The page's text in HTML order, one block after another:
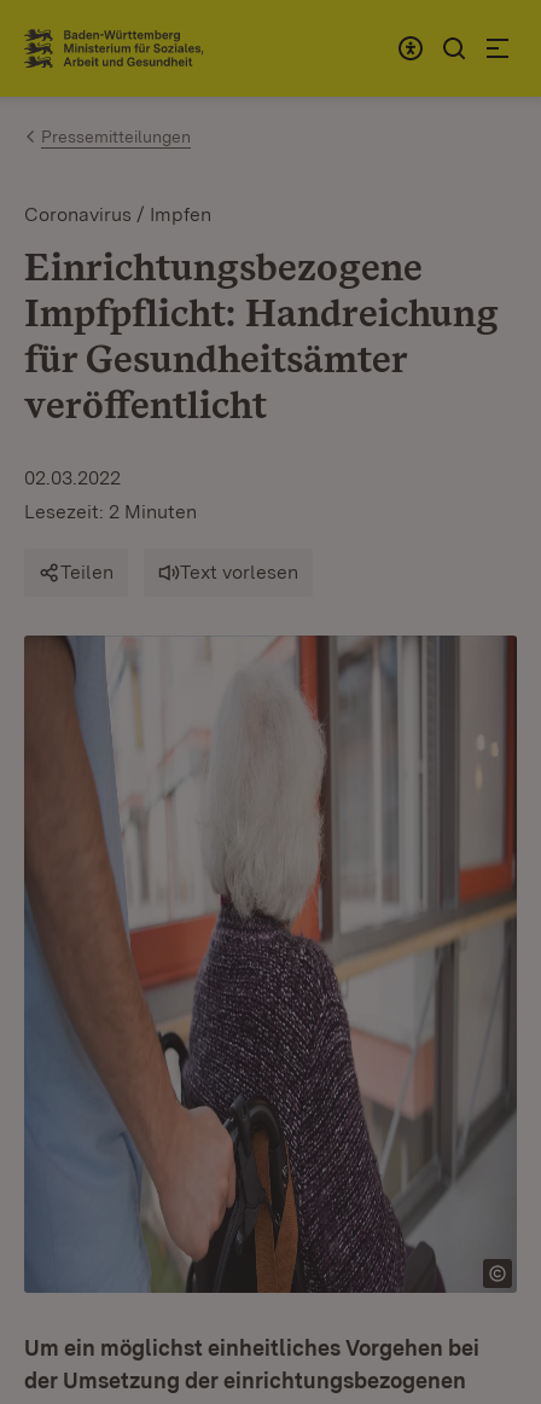
Zum Inhalt springen
Link zur Startseite
Pressemitteilungen
Coronavirus / Impfen
Einrichtungsbezogene
Impfpflicht: Handreichung
für Gesundheitsämter
veröffentlicht
02.03.2022
Lesezeit: 2 Minuten
Teilen Text vorlesen
Um ein möglichst einheitliches Vorgehen bei
der Umsetzung der einrichtungsbezogenen